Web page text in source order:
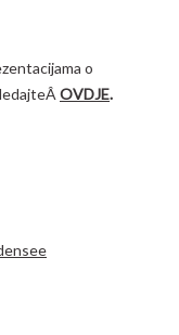
o
OVDJE.